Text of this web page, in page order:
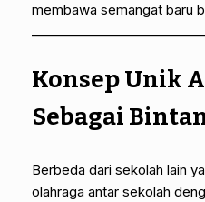
membawa semangat baru
Konsep Unik
Sebagai
Berbeda dari sekolah lain
olahraga antar sekolah